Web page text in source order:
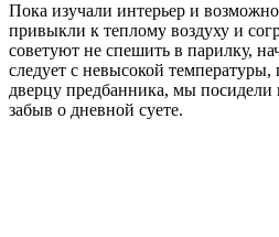
Пока изучали интерьер и
привыкли к теплому воздуху и
советуют не спешить в парилку,
следует с невысокой
дверцу предбанника, мы посидели
забыв о дневной суете.